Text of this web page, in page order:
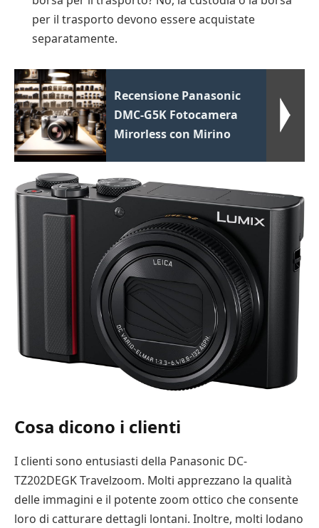
per il trasporto devono essere acquistate
separatamente.
Recensione Panasonic
DMC-G5K Fotocamera
Mirorless con Mirino
Cosa dicono i clienti
I clienti sono entusiasti della Panasonic DC-
TZ202DEGK Travelzoom. Molti apprezzano la qualità
delle immagini e il potente zoom ottico che consente
loro di catturare dettagli lontani. Inoltre, molti lodano